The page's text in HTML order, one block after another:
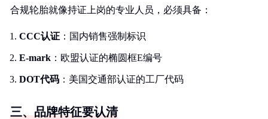
合规轮胎就像持证上岗的专业人员，必须具备：
CCC认证 ：国内销售强制标识
E-mark ：欧盟认证的椭圆框E编号
DOT代码 ：美国交通部认证的工厂代码
三、品牌特征要认清